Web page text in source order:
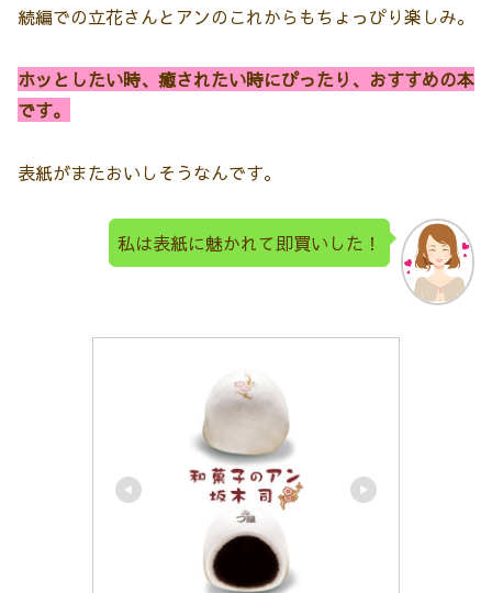
続編での立花さんとアンのこれからもちょっぴり楽しみ。
ホッとしたい時、癒されたい時にぴったり、おすすめの本
です。
表紙がまたおいしそうなんです。
私は表紙に魅かれて即買いした！